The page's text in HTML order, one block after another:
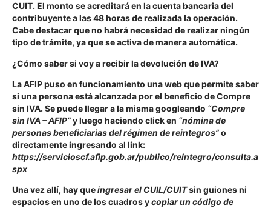
CUIT. El monto se acreditará en la cuenta bancaria del
contribuyente a las 48 horas de realizada la operación.
Cabe destacar que no habrá necesidad de realizar ningún
tipo de trámite, ya que se activa de manera automática.
¿Cómo saber si voy a recibir la devolución de IVA?
La AFIP puso en funcionamiento una web que permite saber
si una persona está alcanzada por el beneficio de Compre
sin IVA. Se puede llegar a la misma googleando “Compre
sin IVA – AFIP”y luego haciendo click en “nómina de
personas beneficiarias del régimen de reintegros”o
directamente ingresando al link:
https://servicioscf.afip.gob.ar/publico/reintegro/consulta.a
spx
Una vez allí, hay queingresar el CUIL/CUITsin guiones ni
espacios en uno de los cuadros ycopiar un código de